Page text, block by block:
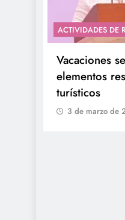
ACTIVIDADES DE
Entrega
la Palabra y
3 de marzo de